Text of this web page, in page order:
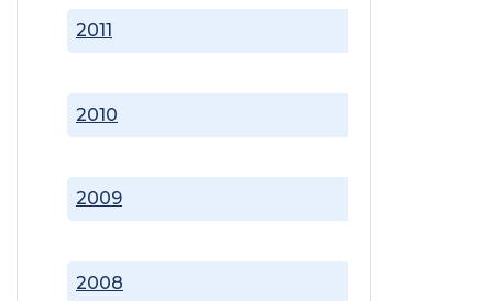
2008
2009
2010
2011